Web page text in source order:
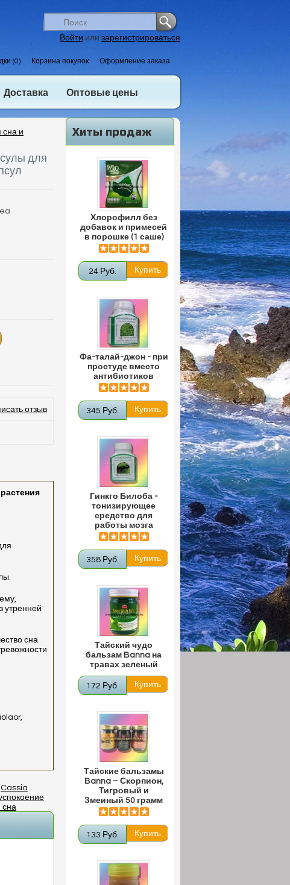
Войти или зарегистрироваться
(0) Корзина покупок Оформление заказа
Доставка Оптовые цены
Хиты продаж
Хлорофилл без
добавок и примесей
в порошке (1 саше)
24 Руб.
Фа-талай-джон - при
простуде вместо
антибиотиков
345 Руб.
Гинкго Билоба -
тонизирующее
средство для
работы мозга
358 Руб.
Тайский чудо
бальзам Banna на
травах зеленый
172 Руб.
Тайские бальзамы
Banna – Скорпион,
Тигровый и
Змеиный 50 грамм
133 Руб.
сна и
для
отзыв
утренней
сна.
Cassia
сна